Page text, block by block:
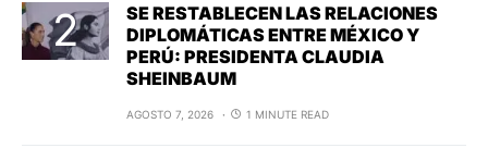
SE RESTABLECEN LAS RELACIONES
DIPLOMÁTICAS ENTRE MÉXICO Y
PERÚ: PRESIDENTA CLAUDIA
SHEINBAUM
AGOSTO 7, 2026 1 MINUTE READ